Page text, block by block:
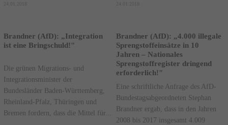
24.01.2018 24.01.2018
Brandner (AfD): „Integration
ist eine Bringschuld!"
Die grünen Migrations- und
Integrationsminister der
Bundesländer Baden-Württemberg,
Rheinland-Pfalz, Thüringen und
Bremen fordern, dass die Mittel für...
Brandner (AfD): „4.000 illegale
Sprengstoffeinsätze in 10
Jahren – Nationales
Sprengstoffregister dringend
erforderlich!"
Eine schriftliche Anfrage des AfD-
Bundestagsabgeordneten Stephan
Brandner ergab, dass in den Jahren
2008 bis 2017 insgesamt 4.009